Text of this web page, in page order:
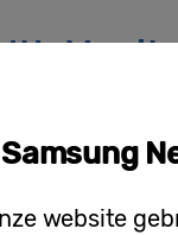
met
Samsung
website